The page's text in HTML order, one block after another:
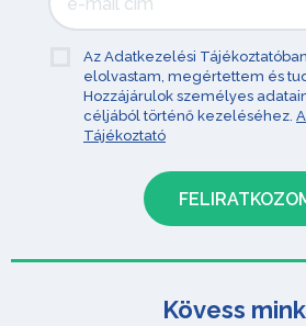
Az Adatkezelési
elolvastam, megértettem és
Hozzájárulok személyes
céljából történő kezeléséhez.
Tájékoztató
Kövess